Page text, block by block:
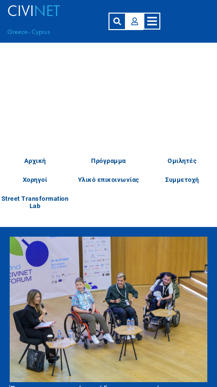
CIVINET
Greece- Cyprus
Αρχική Πρόγραμμα Ομιλητές
Χορηγοί Υλικό επικοινωνίας Συμμετοχή
Street Transformation
Lab